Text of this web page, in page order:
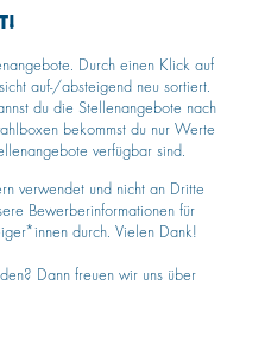
Durch einen Klick auf
auf-/absteigend neu sortiert.
du die Stellenangebote nach
bekommst du nur Werte
verfügbar sind.
verwendet und nicht an Dritte
Bewerberinformationen für
durch. Vielen Dank!
Dann freuen wir uns über